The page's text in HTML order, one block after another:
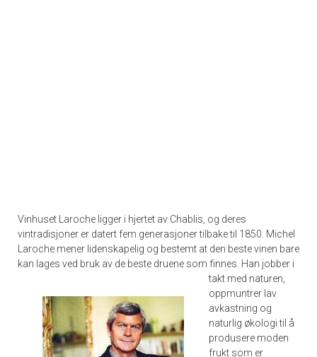
Vinhuset Laroche ligger i hjertet av Chablis, og deres
vintradisjoner er datert fem generasjoner tilbake til 1850. Michel
Laroche mener lidenskapelig og bestemt at den beste vinen bare
kan lages ved bruk av de beste druene som finnes. Han jobber i
takt med naturen,
oppmuntrer lav
avkastning og
naturlig økologi til å
produsere moden
frukt som er